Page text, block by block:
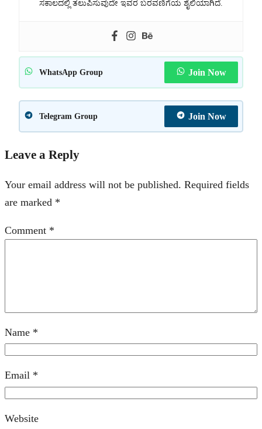
ಸಕಾಲದಲ್ಲಿ ತಲುಪಿಸುವುದೇ ಇವರ ಬರವಣಿಗೆಯ ಶೈಲಿಯಾಗಿದೆ.
WhatsApp Group Join Now
Telegram Group Join Now
Leave a Reply
Your email address will not be published. Required fields
are marked *
Comment *
Name *
Email *
Website